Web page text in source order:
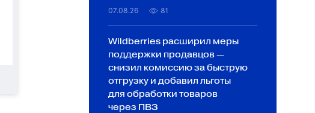
07.08.26 81
Wildberries расширил меры
поддержки продавцов —
снизил комиссию за быструю
отгрузку и добавил льготы
для обработки товаров
через ПВЗ